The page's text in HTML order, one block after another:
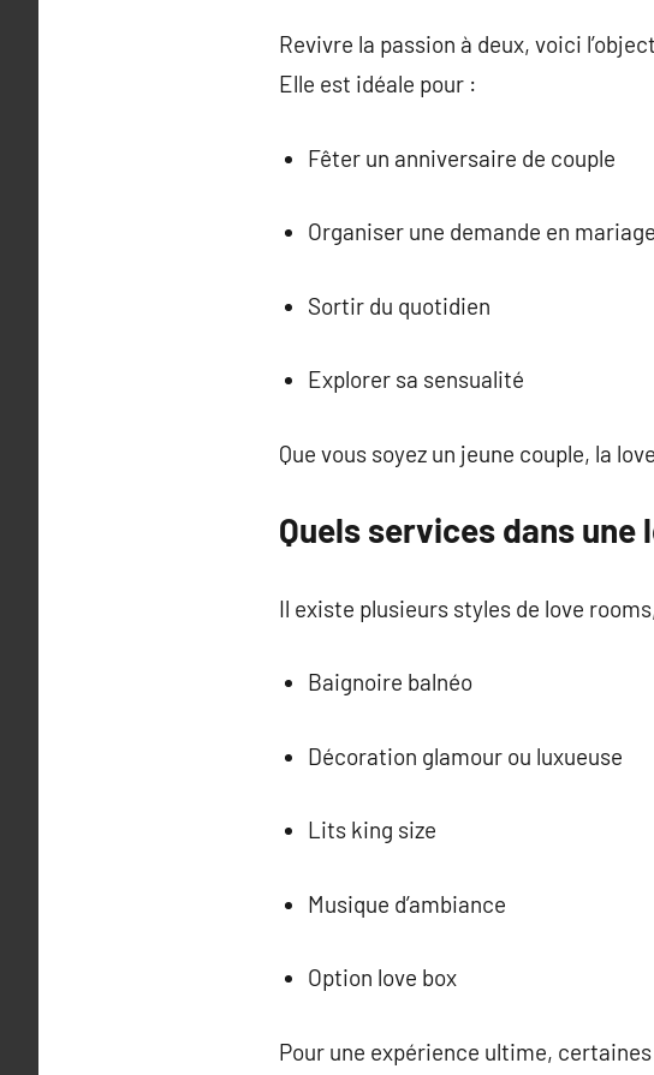
Revivre la passion à deux, voici
Elle est idéale pour :
Fêter un anniversaire de couple
Organiser une demande en
Sortir du quotidien
Explorer sa sensualité
Que vous soyez un jeune couple, la
Quels services dans une
Il existe plusieurs styles de love
Baignoire balnéo
Décoration glamour ou luxueuse
Lits king size
Musique d’ambiance
Option love box
Pour une expérience ultime,